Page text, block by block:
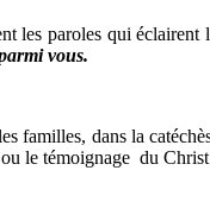
les paroles qui
vous.
familles, dans la
le témoignage du